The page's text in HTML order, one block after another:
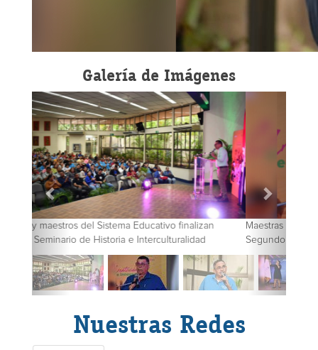
Galería de Imágenes
Maestras y maestros del Sistema Educativo finalizan
Segundo Seminario de Historia e Interculturalidad
Nuestras Redes